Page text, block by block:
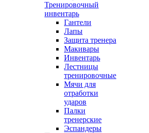
Тренировочный
инвентарь
Гантели
Лапы
Защита тренера
Макивары
Инвентарь
Лестницы
тренировочные
Мячи для
отработки
ударов
Палки
тренерские
Эспандеры